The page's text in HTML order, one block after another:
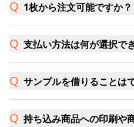
1枚から注文可能ですか？
支払い方法は何が選択で
サンプルを借りることは
持ち込み商品への印刷や